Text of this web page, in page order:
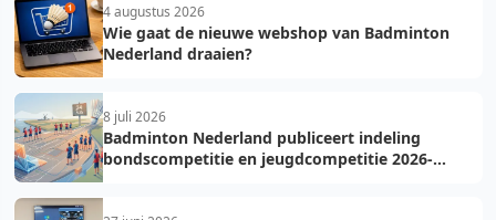
4 augustus 2026
Wie gaat de nieuwe webshop van Badminton
Nederland draaien?
8 juli 2026
Badminton Nederland publiceert indeling
bondscompetitie en jeugdcompetitie 2026-